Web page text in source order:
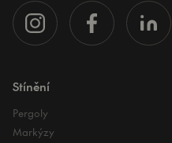
Stínění
Pergoly
Markýzy